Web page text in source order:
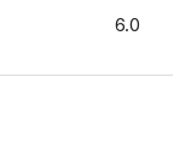
6.0